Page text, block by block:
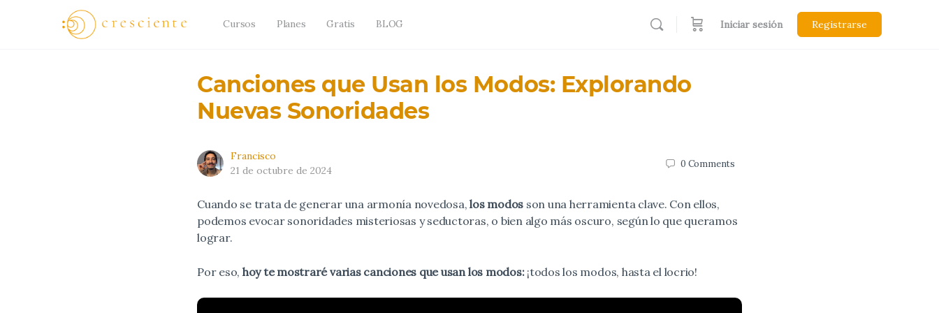
Cursos Planes Gratis BLOG Iniciar sesión Registrarse
Canciones que Usan los Modos: Explorando
Nuevas Sonoridades
Francisco
21 de octubre de 2024
0 Comments
Cuando se trata de generar una armonía novedosa,los modos son una herramienta clave. Con ellos,
podemos evocar sonoridades misteriosas y seductoras, o bien algo más oscuro, según lo que queramos
lograr.
Por eso, hoy te mostraré varias canciones que usan los modos:¡todos los modos, hasta el locrio!